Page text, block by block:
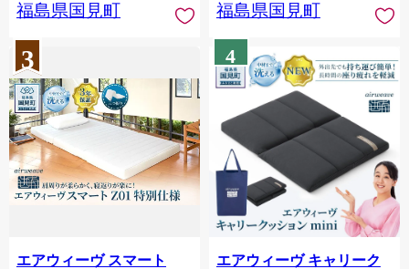
ク★
福島県国見町
福島県国見町
3
エアウィーヴ スマート
4
エアウィーヴ キャリーク